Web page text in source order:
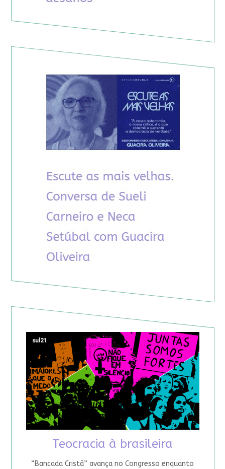
Teocracia à brasileira
“Bancada Cristã” avança no Congresso enquanto